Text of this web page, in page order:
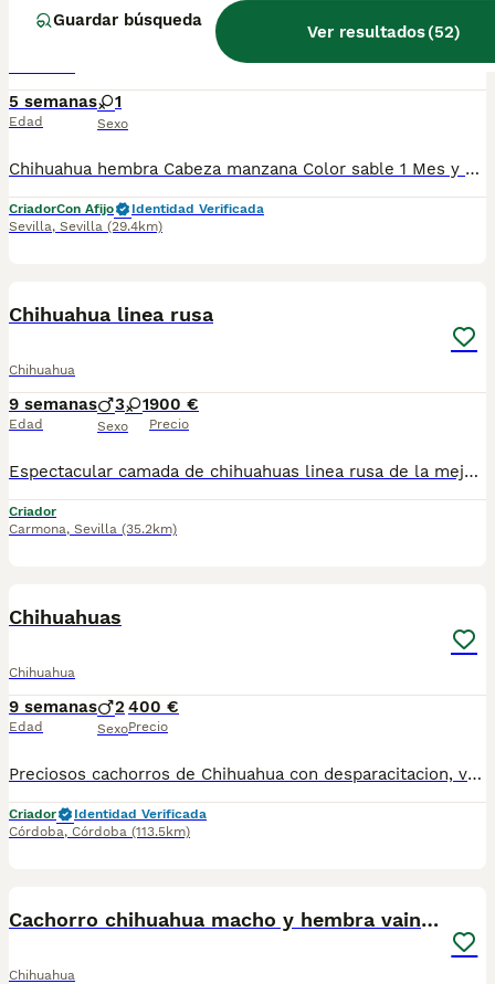
Guardar búsqueda
Ver resultados(52)
Chihuahua hembra
5 semanas
Edad
1
Sexo
Chihuahua hembra Cabeza manzana Color sable 1 Mes y medio. Se entrega a partir de los Dos meses con vacunas y desparasitaciones correspondientes a la edad de la entrega y cartilla sanitaria. Criada en ambiente familiar
CriadorCon Afijo
Identidad Verificada
Sevilla, Sevilla (29.4km)
Chihuahua linea rusa
Chihuahua
9 semanas
Edad
3 1
Sexo
900 €
Precio
Espectacular camada de chihuahuas linea rusa de la mejor calidad ,con una morfología y carácter inmejorable ,ahí disponibles listos para entregar machos y hembras enviamos a cualquier parte de España baleares y canarias.
Criador
Carmona, Sevilla (35.2km)
Chihuahuas
Chihuahua
9 semanas
Edad
2
Sexo
400 €
Precio
Preciosos cachorros de Chihuahua con desparacitacion, vacunación acorde a su edad y cartilla sanitaria de revisión veterinaria. Ofrecemos posibilidad de envío, llamadas o wassap. Cachorros criados con dedicación, socializados y afianzados al bienestar animal.
Criador
Identidad Verificada
Córdoba, Córdoba (113.5km)
Cachorro chihuahua macho y hembra vainilla
Chihuahua